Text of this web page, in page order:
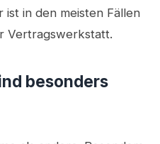
in den meisten Fällen
Vertragswerkstatt.
besonders